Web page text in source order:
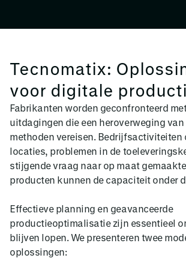
Tecnomatix:
voor digitale
Fabrikanten worden geconfronteerd
uitdagingen die een heroverweging
methoden vereisen. Bedrijfsactiviteiten
locaties, problemen in de
stijgende vraag naar op maat
producten kunnen de capaciteit onder
Effectieve planning en geavanceerde
productieoptimalisatie zijn essentieel
blijven lopen. We presenteren twee
oplossingen: